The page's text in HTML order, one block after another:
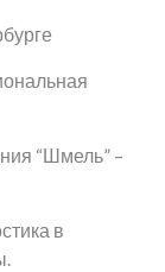
“Шмель” –
в